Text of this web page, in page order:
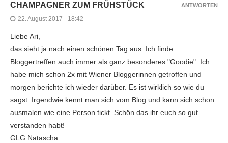
CHAMPAGNER ZUM FRÜHSTÜCK
22. August 2017 - 18:42
Liebe Ari,
das sieht ja nach einen schönen Tag aus. Ich finde
Bloggertreffen auch immer als ganz besonderes "Goodie". Ich
habe mich schon 2x mit Wiener Bloggerinnen getroffen und
morgen berichte ich wieder darüber. Es ist wirklich so wie du
sagst. Irgendwie kennt man sich vom Blog und kann sich schon
ausmalen wie eine Person tickt. Schön das ihr euch so gut
verstanden habt!
GLG Natascha
ANTWORTEN